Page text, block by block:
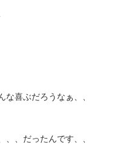
喜ぶだろうなぁ、、
、だったんです、、